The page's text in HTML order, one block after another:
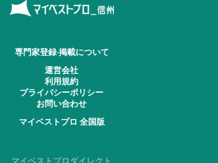
専門家登録·掲載について
運営会社
利用規約
プライバシーポリシー
お問い合わせ
マイベストプロ 全国版
マイベストプロダイレクト